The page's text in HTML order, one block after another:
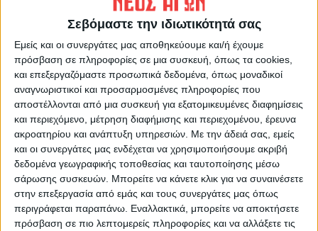
Σεβόμαστε την ιδιωτικότητά σας
Εμείς και οι συνεργάτες μας αποθηκεύουμε και/ή έχουμε
πρόσβαση σε πληροφορίες σε μια συσκευή, όπως τα cookies,
και επεξεργαζόμαστε προσωπικά δεδομένα, όπως μοναδικοί
αναγνωριστικοί και προσαρμοσμένες πληροφορίες που
αποστέλλονται από μια συσκευή για εξατομικευμένες διαφημίσεις
και περιεχόμενο, μέτρηση διαφήμισης και περιεχομένου, έρευνα
ακροατηρίου και ανάπτυξη υπηρεσιών. Με την άδειά σας, εμείς
και οι συνεργάτες μας ενδέχεται να χρησιμοποιήσουμε ακριβή
δεδομένα γεωγραφικής τοποθεσίας και ταυτοποίησης μέσω
σάρωσης συσκευών. Μπορείτε να κάνετε κλικ για να συναινέσετε
στην επεξεργασία από εμάς και τους συνεργάτες μας όπως
περιγράφεται παραπάνω. Εναλλακτικά, μπορείτε να αποκτήσετε
πρόσβαση σε πιο λεπτομερείς πληροφορίες και να αλλάξετε τις
Κ. Τσιάρας: Ουσιαστική αναγνώριση
του έργου των κτηνιάτρων
Όπως δήλωσε ο υπουργός Αγροτικής
Ανάπτυξης και Τροφίμων,Κώστας Τσιάρας
«η απόφαση αυτή αποτελεί την ουσιαστική
αναγνώριση του έργου των κτηνιάτρων των
Περιφερειών, οι οποίοι βρίσκονται
καθημερινά στην πρώτη γραμμή για την
αντιμετώπιση ζωονόσων και την προστασία
της δημόσιας υγείας».